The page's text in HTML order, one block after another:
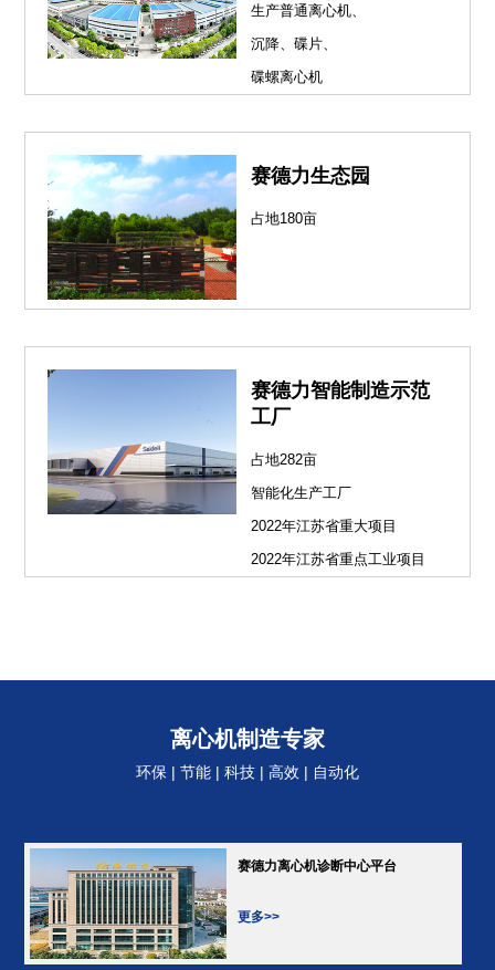
生产普通离心机、
沉降、碟片、
碟螺离心机
赛德力生态园
占地180亩
赛德力智能制造示范
工厂
占地282亩
智能化生产工厂
2022年江苏省重大项目
2022年江苏省重点工业项目
离心机制造专家
环保 | 节能 | 科技 | 高效 | 自动化
赛德力离心机诊断中心平台
更多>>